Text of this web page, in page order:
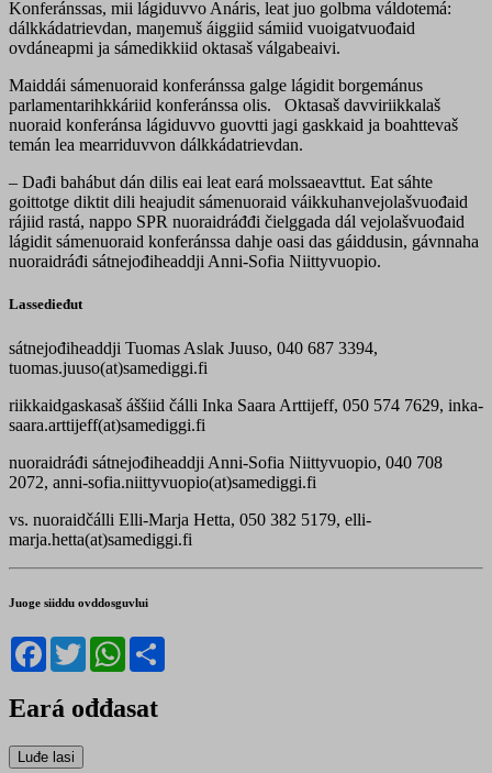
Konferánssas, mii lágiduvvo Anáris, leat juo golbma váldotemá:
dálkkádatrievdan, maŋemuš áiggiid sámiid vuoigatvuođaid
ovdáneapmi ja sámedikkiid oktasaš válgabeaivi.
Maiddái sámenuoraid konferánssa galge lágidit borgemánus
parlamentarihkkáriid konferánssa olis. Oktasaš davviriikkalaš
nuoraid konferánsa lágiduvvo guovtti jagi gaskkaid ja boahttevaš
temán lea mearriduvvon dálkkádatrievdan.
– Dađi bahábut dán dilis eai leat eará molssaeavttut. Eat sáhte
goittotge diktit dili heajudit sámenuoraid váikkuhanvejolašvuođaid
rájiid rastá, nappo SPR nuoraidráđđi čielggada dál vejolašvuođaid
lágidit sámenuoraid konferánssa dahje oasi das gáiddusin, gávnnaha
nuoraidráđi sátnejođiheaddji Anni-Sofia Niittyvuopio.
Lassedieđut
sátnejođiheaddji Tuomas Aslak Juuso, 040 687 3394,
tuomas.juuso(at)samediggi.fi
riikkaidgaskasaš áššiid čálli Inka Saara Arttijeff, 050 574 7629, inka-
saara.arttijeff(at)samediggi.fi
nuoraidráđi sátnejođiheaddji Anni-Sofia Niittyvuopio, 040 708
2072, anni-sofia.niittyvuopio(at)samediggi.fi
vs. nuoraidčálli Elli-Marja Hetta, 050 382 5179, elli-
marja.hetta(at)samediggi.fi
Juoge siiddu ovddosguvlui
Facebook
TwitterWhatsApp
Eará ođđasat